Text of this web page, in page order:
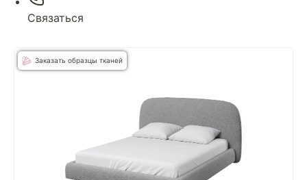
Связаться
Заказать образцы тканей